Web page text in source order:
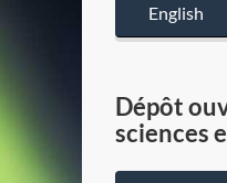
English
Dépôt
sciences